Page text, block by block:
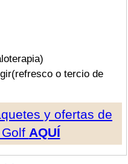
o tercio de
y ofertas de
AQUÍ